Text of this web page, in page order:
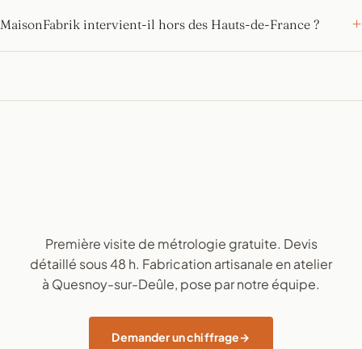
MaisonFabrik intervient-il hors des Hauts-de-France ?
Première visite de métrologie gratuite. Devis
détaillé sous 48 h. Fabrication artisanale en atelier
à Quesnoy-sur-Deûle, pose par notre équipe.
Demander un chiffrage